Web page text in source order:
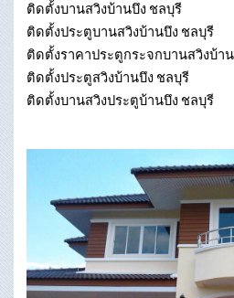
ติดตั้งบานสวิงบ้านบึง ชลบุรี
ติดตั้งประตูบานสวิงบ้านบึง ชลบุรี
ติดตั้งราคาประตูกระจกบานสวิงบ้า
ติดตั้งประตูสวิงบ้านบึง ชลบุรี
ติดตั้งบานสวิงประตูบ้านบึง ชลบุรี